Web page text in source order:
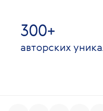
300+
авторских